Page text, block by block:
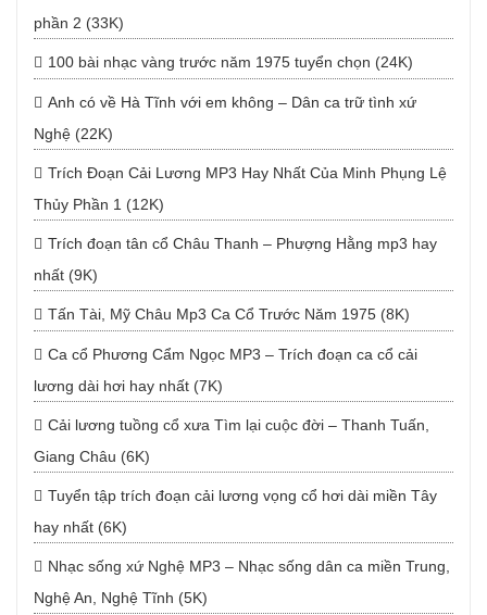
phần 2 (33K)
100 bài nhạc vàng trước năm 1975 tuyển chọn (24K)
Anh có về Hà Tĩnh với em không – Dân ca trữ tình xứ
Nghệ (22K)
Trích Đoạn Cải Lương MP3 Hay Nhất Của Minh Phụng Lệ
Thủy Phần 1 (12K)
Trích đoạn tân cổ Châu Thanh – Phượng Hằng mp3 hay
nhất (9K)
Tấn Tài, Mỹ Châu Mp3 Ca Cổ Trước Năm 1975 (8K)
Ca cổ Phương Cẩm Ngọc MP3 – Trích đoạn ca cổ cải
lương dài hơi hay nhất (7K)
Cải lương tuồng cổ xưa Tìm lại cuộc đời – Thanh Tuấn,
Giang Châu (6K)
Tuyển tập trích đoạn cải lương vọng cổ hơi dài miền Tây
hay nhất (6K)
Nhạc sống xứ Nghệ MP3 – Nhạc sống dân ca miền Trung,
Nghệ An, Nghệ Tĩnh (5K)